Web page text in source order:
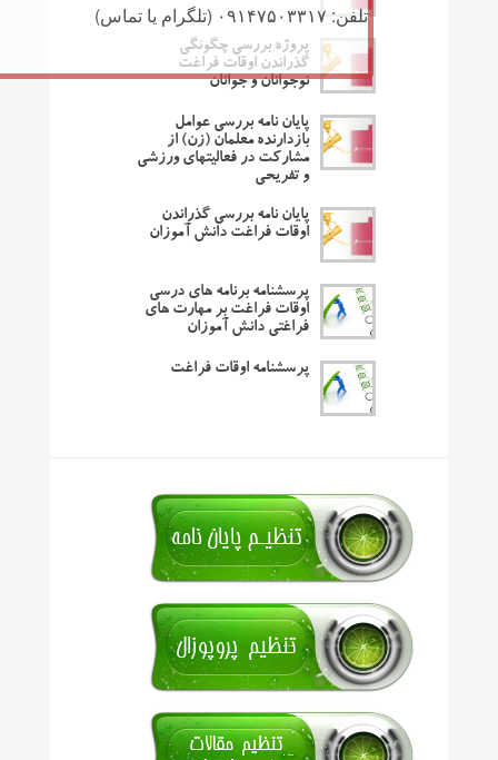
پروژه بررسی چگونگی
گذراندن اوقات فراغت
نوجوانان و جوانان
پایان نامه بررسی عوامل
بازدارنده معلمان (زن) از
مشارکت در فعالیتهای ورزشی
و تفریحی
پایان نامه بررسی گذراندن
اوقات فراغت دانش آموزان
پرسشنامه برنامه های درسی
اوقات فراغت بر مهارت های
فراغتی دانش آموزان
پرسشنامه اوقات فراغت
تلفن: ۰۹۱۴۷۵۰۳۳۱۷ (تلگرام یا تماس)